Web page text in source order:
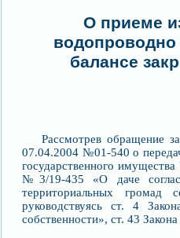
О приеме
водопроводно
балансе
Рассмотрев обращение
07.04.2004 №01-540 о
государственного
№3/19-435 «О даче
территориальных громад
руководствуясь ст. 4
собственности», ст. 43